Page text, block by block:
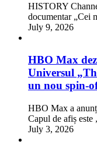
HISTORY
documentar „Cei
July 9, 2026
HBO Max
Universul
un nou spin-
HBO Max a
Capul de afiș
July 3, 2026